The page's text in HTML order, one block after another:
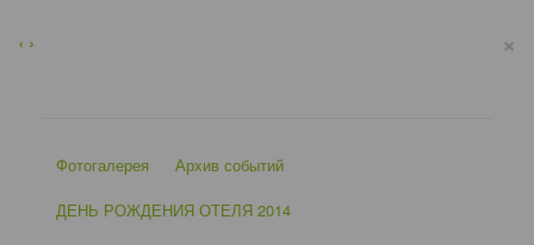
‹ › ×
Фотогалерея
Архив событий
ДЕНЬ РОЖДЕНИЯ ОТЕЛЯ 2014